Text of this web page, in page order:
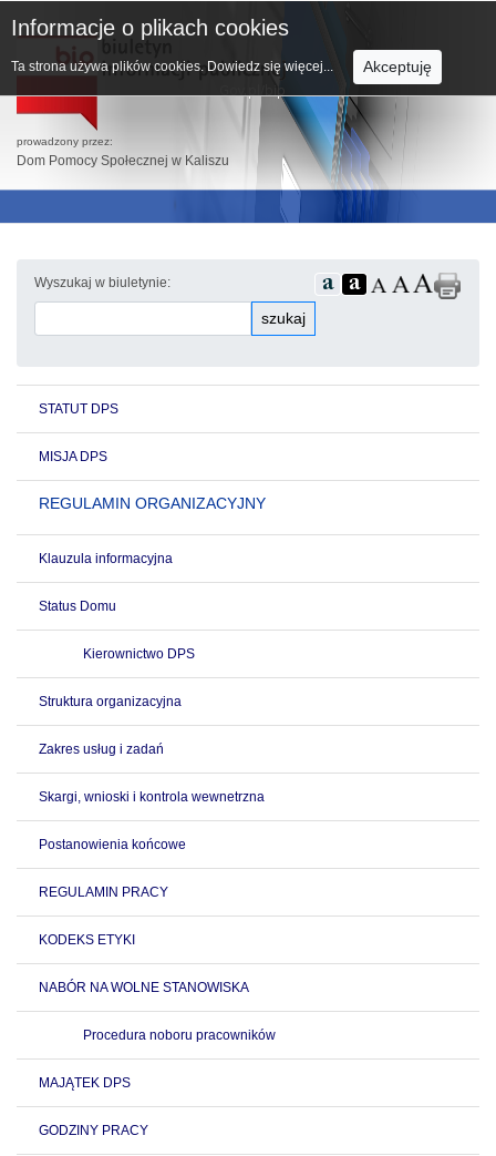
prowadzony przez:
Dom Pomocy Społecznej w Kaliszu
Wyszukaj w biuletynie:
szukaj
STATUT DPS
MISJA DPS
REGULAMIN ORGANIZACYJNY
Klauzula informacyjna
Status Domu
Kierownictwo DPS
Struktura organizacyjna
Zakres usług i zadań
Skargi, wnioski i kontrola wewnetrzna
Postanowienia końcowe
REGULAMIN PRACY
KODEKS ETYKI
NABÓR NA WOLNE STANOWISKA
Procedura noboru pracowników
MAJĄTEK DPS
GODZINY PRACY
Informacje o plikach cookies
Ta strona używa plików cookies. Dowiedz się więcej... Akceptuję